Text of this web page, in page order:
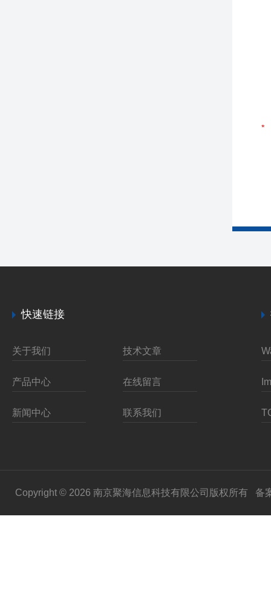
快速链接
关于我们 技术文章
产品中心 在线留言
新闻中心 联系我们
Copyright © 2026 南京聚海信息科技有限公司版权所有 备